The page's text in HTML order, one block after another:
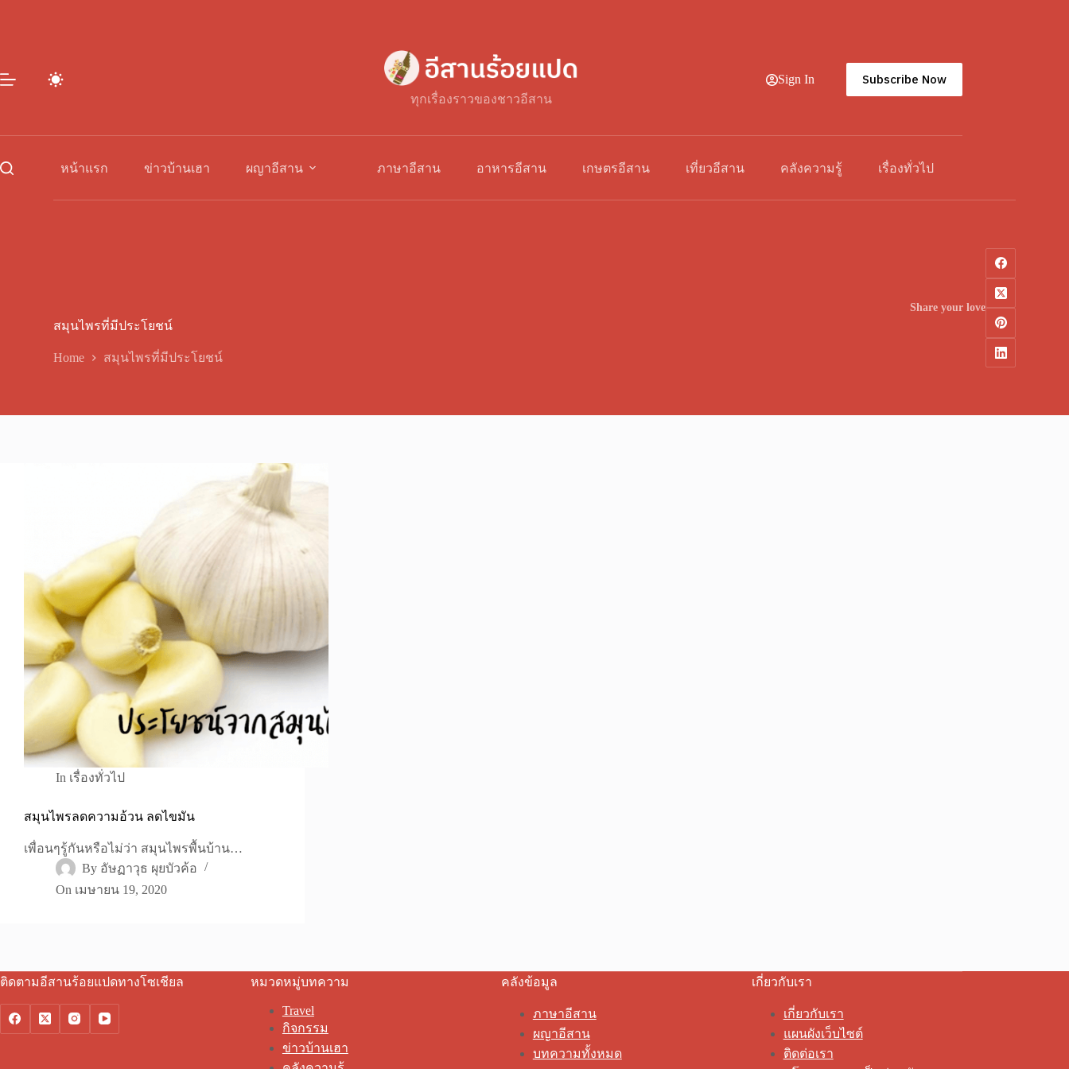
ทุกเรื่องราวของชาวอีสาน
Sign In Subscribe Now
หน้าแรก ข่าวบ้านเฮา ผญาอีสาน ภาษาอีสาน อาหารอีสาน เกษตรอีสาน เที่ยวอีสาน คลังความรู้ เรื่องทั่วไป
สมุนไพรที่มีประโยชน์
Home สมุนไพรที่มีประโยชน์
Share your love
In เรื่องทั่วไป
สมุนไพรลดความอ้วน ลดไขมัน
เพื่อนๆรู้กันหรือไม่ว่า สมุนไพรพื้นบ้าน…
By อัษฏาวุธ ผุยบัวค้อ
On เมษายน 19, 2020
ติดตามอีสานร้อยแปดทางโซเชียล หมวดหมู่บทความ
Travel
กิจกรรม
ข่าวบ้านเฮา
คลังข้อมูล
ภาษาอีสาน
ผญาอีสาน
บทความทั้งหมด
เกี่ยวกับเรา
เกี่ยวกับเรา
แผนผังเว็บไซต์
ติดต่อเรา